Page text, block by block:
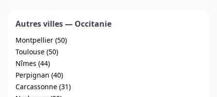
Autres villes — Occitanie
Montpellier (50)
Toulouse (50)
Nîmes (44)
Perpignan (40)
Carcassonne (31)